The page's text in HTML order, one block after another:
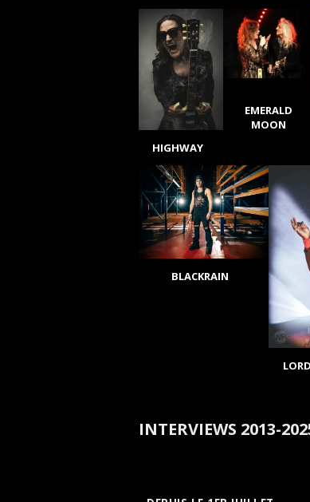
HIGHWAY
EMERALD
MOON
BLACKRAIN
INTERVIEWS 2013-